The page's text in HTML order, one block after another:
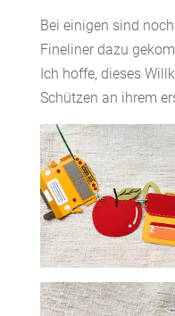
Bei einigen sind
Fineliner dazu
Ich hoffe, dieses
Schützen an ihrem